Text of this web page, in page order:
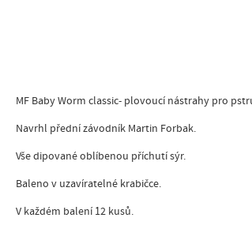
MF Baby Worm classic- plovoucí nástrahy pro
Navrhl přední závodník Martin Forbak.
Vše dipované oblíbenou příchutí sýr.
Baleno v uzavíratelné krabičce.
V každém balení 12 kusů.